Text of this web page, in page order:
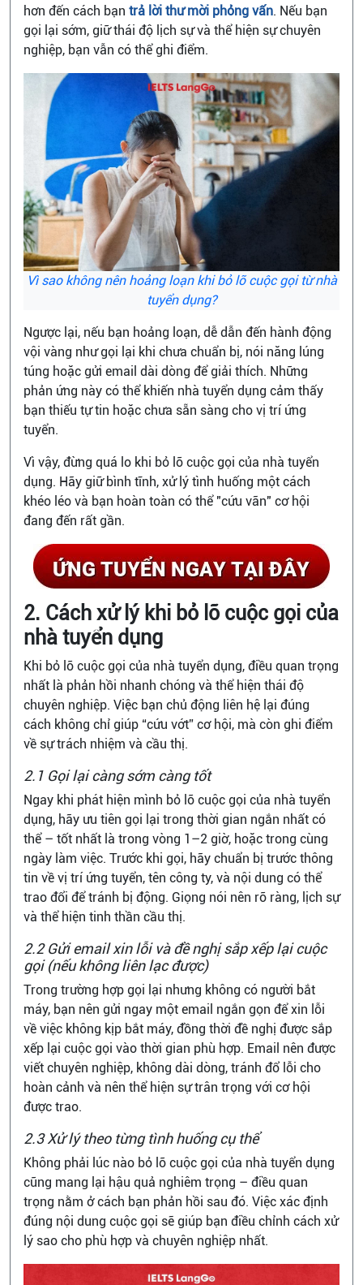
hơn đến cách bạn trả lời thư mời phỏng vấn. Nếu bạn
gọi lại sớm, giữ thái độ lịch sự và thể hiện sự chuyên
nghiệp, bạn vẫn có thể ghi điểm.
Vì sao không nên hoảng loạn khi bỏ lỡ cuộc gọi từ nhà
tuyển dụng?
Ngược lại, nếu bạn hoảng loạn, dễ dẫn đến hành động
vội vàng như gọi lại khi chưa chuẩn bị, nói năng lúng
túng hoặc gửi email dài dòng để giải thích. Những
phản ứng này có thể khiến nhà tuyển dụng cảm thấy
bạn thiếu tự tin hoặc chưa sẵn sàng cho vị trí ứng
tuyển.
Vì vậy, đừng quá lo khi bỏ lỡ cuộc gọi của nhà tuyển
dụng. Hãy giữ bình tĩnh, xử lý tình huống một cách
khéo léo và bạn hoàn toàn có thể "cứu vãn" cơ hội
đang đến rất gần.
2. Cách xử lý khi bỏ lỡ cuộc gọi của
nhà tuyển dụng
Khi bỏ lỡ cuộc gọi của nhà tuyển dụng, điều quan trọng
nhất là phản hồi nhanh chóng và thể hiện thái độ
chuyên nghiệp. Việc bạn chủ động liên hệ lại đúng
cách không chỉ giúp “cứu vớt” cơ hội, mà còn ghi điểm
về sự trách nhiệm và cầu thị.
2.1 Gọi lại càng sớm càng tốt
Ngay khi phát hiện mình bỏ lỡ cuộc gọi của nhà tuyển
dụng, hãy ưu tiên gọi lại trong thời gian ngắn nhất có
thể – tốt nhất là trong vòng 1–2 giờ, hoặc trong cùng
ngày làm việc. Trước khi gọi, hãy chuẩn bị trước thông
tin về vị trí ứng tuyển, tên công ty, và nội dung có thể
trao đổi để tránh bị động. Giọng nói nên rõ ràng, lịch sự
và thể hiện tinh thần cầu thị.
2.2 Gửi email xin lỗi và đề nghị sắp xếp lại cuộc
gọi (nếu không liên lạc được)
Trong trường hợp gọi lại nhưng không có người bắt
máy, bạn nên gửi ngay một email ngắn gọn để xin lỗi
về việc không kịp bắt máy, đồng thời đề nghị được sắp
xếp lại cuộc gọi vào thời gian phù hợp. Email nên được
viết chuyên nghiệp, không dài dòng, tránh đổ lỗi cho
hoàn cảnh và nên thể hiện sự trân trọng với cơ hội
được trao.
2.3 Xử lý theo từng tình huống cụ thể
Không phải lúc nào bỏ lỡ cuộc gọi của nhà tuyển dụng
cũng mang lại hậu quả nghiêm trọng – điều quan
trọng nằm ở cách bạn phản hồi sau đó. Việc xác định
đúng nội dung cuộc gọi sẽ giúp bạn điều chỉnh cách xử
lý sao cho phù hợp và chuyên nghiệp nhất.